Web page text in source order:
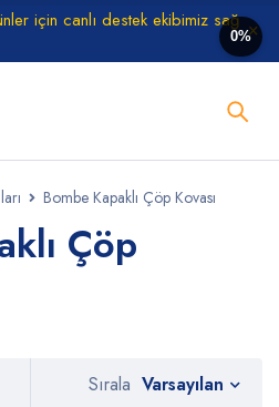
için canlı destek ekibimiz sağ
Bombe Kapaklı Çöp Kovası
Çöp
Sırala Varsayılan
0%